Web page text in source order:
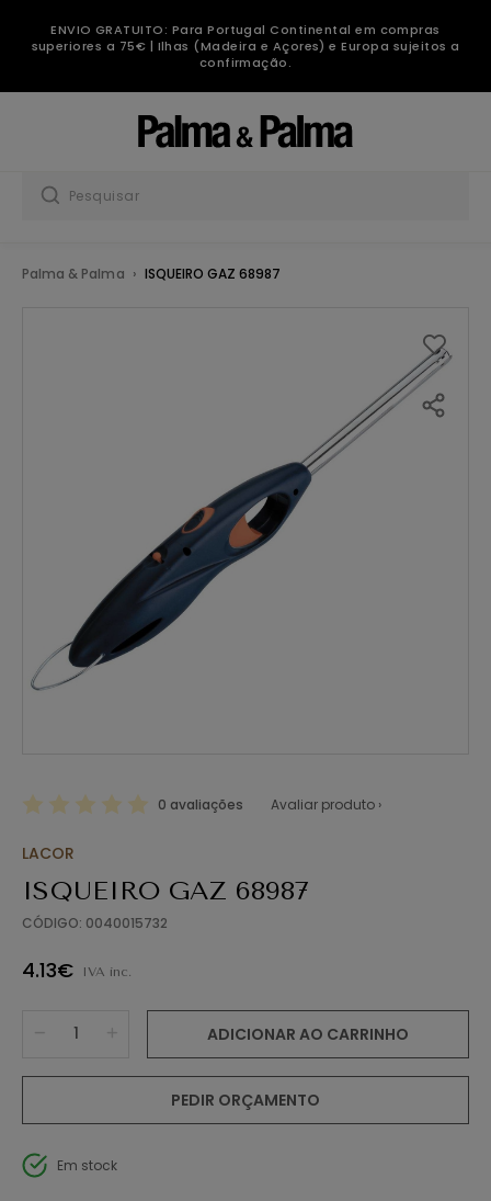
ENVIO GRATUITO: Para Portugal Continental em compras
superiores a 75€ | Ilhas (Madeira e Açores) e Europa sujeitos a
confirmação.
Palma & Palma ISQUEIRO GAZ 68987
0 avaliações Avaliar produto ›
LACOR
ISQUEIRO GAZ 68987
CÓDIGO: 0040015732
4.13€ IVA inc.
ADICIONAR AO CARRINHO
PEDIR ORÇAMENTO
Em stock